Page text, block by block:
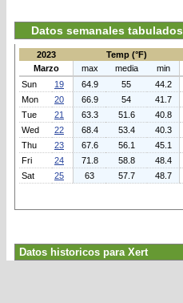
Datos semanales tabulados
2023 Temp (°F)
Marzo
max media min
Sun
19 64.9 55 44.2
Mon
20 66.9 54 41.7
Tue
21 63.3 51.6 40.8
Wed
22 68.4 53.4 40.3
Thu
23 67.6 56.1 45.1
Fri
24 71.8 58.8 48.4
Sat
25 63 57.7 48.7
Datos historicos para Xert